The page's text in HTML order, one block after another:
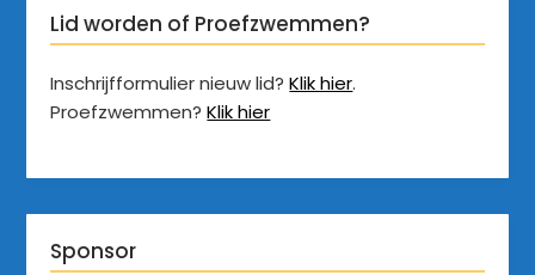
Lid worden of Proefzwemmen?
Inschrijfformulier nieuw lid?Klik hier.
Proefzwemmen?Klik hier
Sponsor